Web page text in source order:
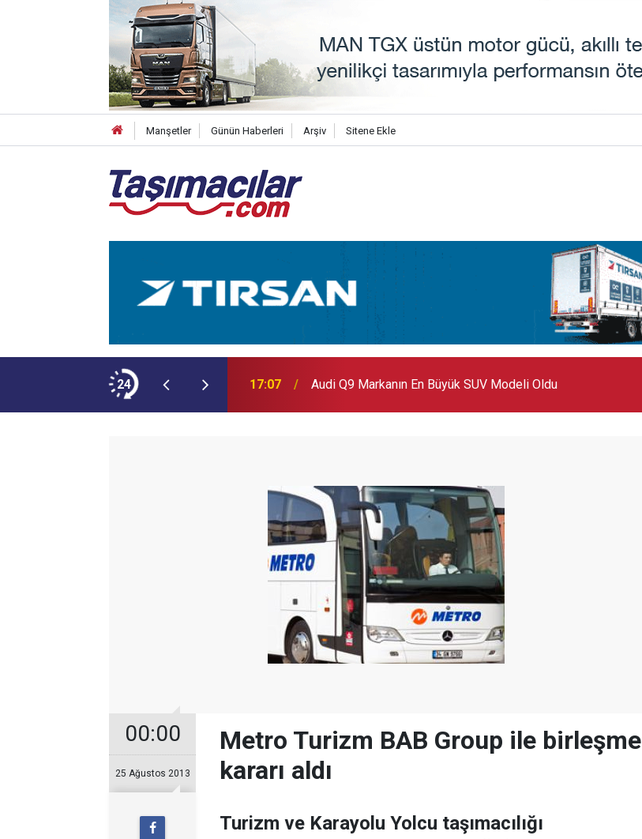
Manşetler Günün Haberleri Arşiv Sitene Ekle
24
NEOPLAN Skyliner Ekledi 17:07 Audi Q9 Markanın En Büyük SUV Modeli Oldu
00:00
25 Ağustos 2013
Metro Turizm BAB Group ile birleşme
kararı aldı
Turizm ve Karayolu Yolcu taşımacılığı